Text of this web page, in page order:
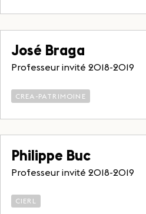
José Braga
Professeur invité 2018-2019
CREA-PATRIMOINE
Philippe Buc
Professeur invité 2018-2019
CIERL